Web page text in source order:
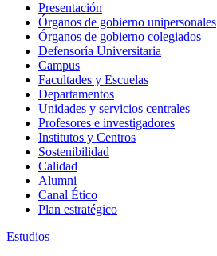
Presentación
Órganos de gobierno unipersonales
Órganos de gobierno colegiados
Defensoría Universitaria
Campus
Facultades y Escuelas
Departamentos
Unidades y servicios centrales
Profesores e investigadores
Institutos y Centros
Sostenibilidad
Calidad
Alumni
Canal Ético
Plan estratégico
Estudios